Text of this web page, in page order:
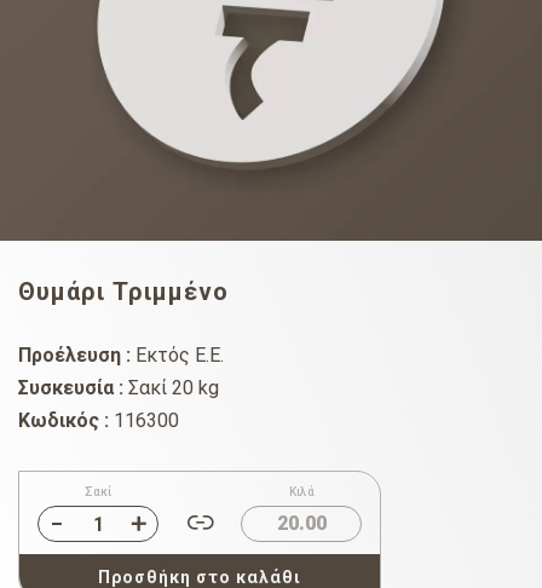
Θυμάρι Τριμμένο
Προέλευση : Εκτός Ε.Ε.
Συσκευσία : Σακί 20 kg
Κωδικός : 116300
Σακί Κιλά
20.00
Προσθήκη στο καλάθι